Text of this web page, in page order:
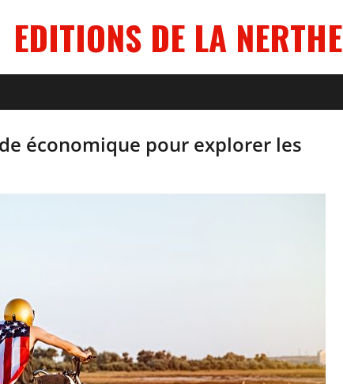
EDITIONS DE LA NERTHE
économique pour explorer les